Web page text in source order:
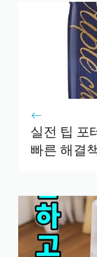
실전 팁 포
빠른 해결